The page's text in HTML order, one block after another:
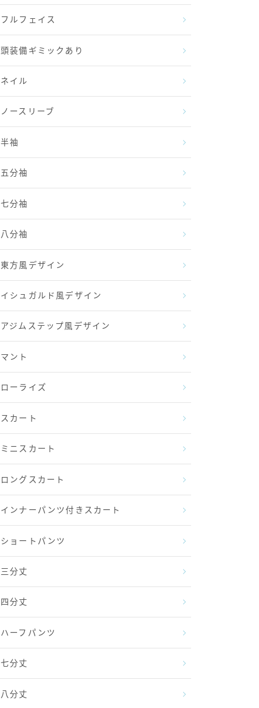
フルフェイス
頭装備ギミックあり
ネイル
ノースリーブ
半袖
五分袖
七分袖
八分袖
東方風デザイン
イシュガルド風デザイン
アジムステップ風デザイン
マント
ローライズ
スカート
ミニスカート
ロングスカート
インナーパンツ付きスカート
ショートパンツ
三分丈
四分丈
ハーフパンツ
七分丈
八分丈